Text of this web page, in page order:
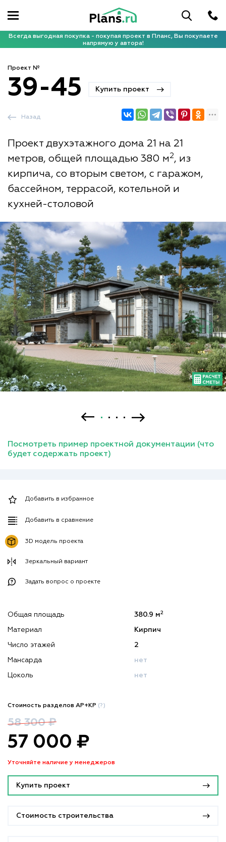
Всегда выгодная покупка - покупая проект в Планс, Вы покупаете
напрямую у автора!
Проект №
39-45 Купить проект
Проект двухэтажного дома 21 на 21
метров, общей площадью 380 м2, из
кирпича, со вторым светом, с гаражом,
бассейном, террасой, котельной и
кухней-столовой
Назад
Посмотреть пример проектной документации (что
будет содержать проект)
Добавить в избранное
Добавить в сравнение
3D модель проекта
Зеркальный вариант
Задать вопрос о проекте
Общая площадь 380.9 м2
Материал Кирпич
Число этажей 2
Мансарда нет
Цоколь нет
Стоимость разделов АР+КР (?)
58 300 ₽
57 000 ₽
Уточняйте наличие у менеджеров
Купить проект
Стоимость строительства